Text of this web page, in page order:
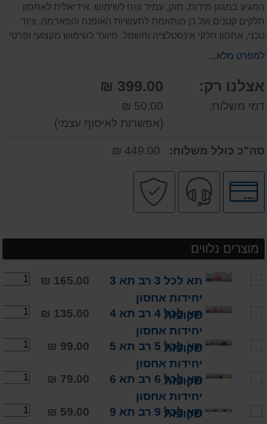
המגיע במגוון מידות, חזק, עמיד ונוח לשימוש. אידיאלית לאחסון
חלקים קטנים ועל כן מותאמת לתעשיות האופנה והפארמה, ציוד
טכני, אחסון חלקי אינסטלציה וחשמל. מיועד לשימוש מקצועי ופרטי.
למפרט מלא...
אצלנו רק: 399.00 ₪
דמי משלוח:
50.00 ₪
(אפשרות לאיסוף עצמי)
סה"כ כולל משלוח:
לחץ
לאפשרויות
תשלומים
שירות
מקצועי
מוצרים נלווים
תא לכל 3 רב תא 3
יחידות אחסון
שקופות
165.00 ₪
תא לכל 4 רב תא 4
יחידות אחסון
שקופות
135.00 ₪
תא לכל 5 רב תא 5
יחידות אחסון
שקופות
99.00 ₪
תא לכל 6 רב תא 6
יחידות אחסון
שקופות
79.00 ₪
תא לכל 9 רב תא 9
59.00 ₪